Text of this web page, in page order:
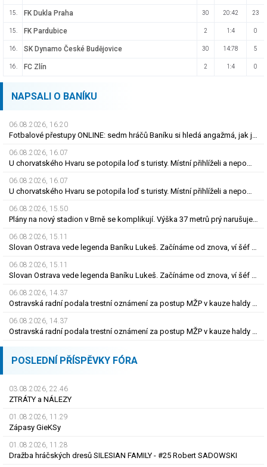
15. FK Dukla Praha 30 20:42 23
15. FK Pardubice 2 1:4 0
16. SK Dynamo České Budějovice 30 14:78 5
16. FC Zlín 2 1:4 0
NAPSALI O BANÍKU
06.08.2026, 16.20
Fotbalové přestupy ONLINE: sedm hráčů Baníku si hledá angažmá, jak je to s Nombilem?
06.08.2026, 16.07
U chorvatského Hvaru se potopila loď s turisty. Místní přihlíželi a nepomohli
06.08.2026, 16.07
U chorvatského Hvaru se potopila loď s turisty. Místní přihlíželi a nepomohli
06.08.2026, 15.50
Plány na nový stadion v Brně se komplikují. Výška 37 metrů prý narušuje výhled na centrum
06.08.2026, 15.11
Slovan Ostrava vede legenda Baníku Lukeš. Začínáme od znova, ví šéf po odchodech
06.08.2026, 15.11
Slovan Ostrava vede legenda Baníku Lukeš. Začínáme od znova, ví šéf po odchodech
06.08.2026, 14.37
Ostravská radní podala trestní oznámení za postup MŽP v kauze haldy Heřmanice
06.08.2026, 14.37
Ostravská radní podala trestní oznámení za postup MŽP v kauze haldy Heřmanice
POSLEDNÍ PŘÍSPĚVKY FÓRA
03.08.2026, 22.46
ZTRÁTY a NÁLEZY
01.08.2026, 11.29
Zápasy GieKSy
01.08.2026, 11.28
Dražba hráčských dresů SILESIAN FAMILY - #25 Robert SADOWSKI